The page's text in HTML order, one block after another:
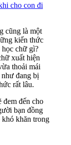
cho con đi
cũng là một
kiến thức
chữ gì?
xuất hiện
thoải mái
đang bị
rất lâu.
đem đến cho
bạn đồng
khó khăn trong